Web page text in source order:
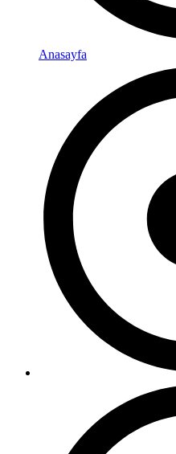
Anasayfa